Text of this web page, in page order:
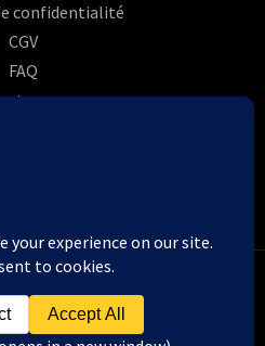
confidentialité
CGV
FAQ
nous
CBD shop - Création de